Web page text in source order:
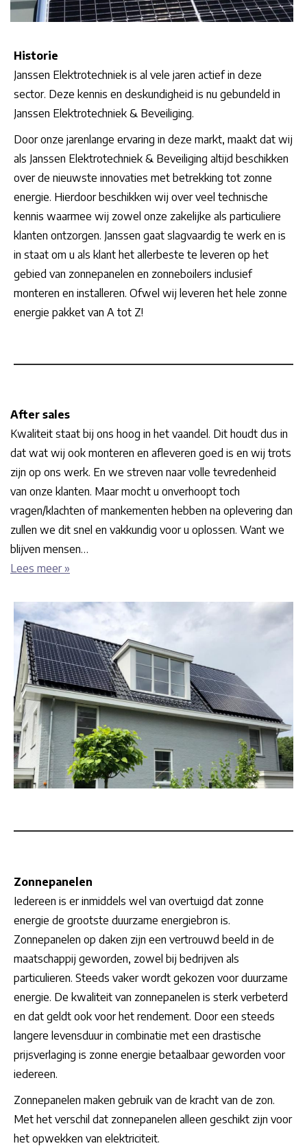
Historie
Janssen Elektrotechniek is al vele jaren actief in deze
sector. Deze kennis en deskundigheid is nu gebundeld in
Janssen Elektrotechniek & Beveiliging.
Door onze jarenlange ervaring in deze markt, maakt dat wij
als Janssen Elektrotechniek & Beveiliging altijd beschikken
over de nieuwste innovaties met betrekking tot zonne
energie. Hierdoor beschikken wij over veel technische
kennis waarmee wij zowel onze zakelijke als particuliere
klanten ontzorgen. Janssen gaat slagvaardig te werk en is
in staat om u als klant het allerbeste te leveren op het
gebied van zonnepanelen en zonneboilers inclusief
monteren en installeren. Ofwel wij leveren het hele zonne
energie pakket van A tot Z!
After sales
Kwaliteit staat bij ons hoog in het vaandel. Dit houdt dus in
dat wat wij ook monteren en afleveren goed is en wij trots
zijn op ons werk. En we streven naar volle tevredenheid
van onze klanten. Maar mocht u onverhoopt toch
vragen/klachten of mankementen hebben na oplevering dan
zullen we dit snel en vakkundig voor u oplossen. Want we
blijven mensen…
Lees meer »
Zonnepanelen
Iedereen is er inmiddels wel van overtuigd dat zonne
energie de grootste duurzame energiebron is.
Zonnepanelen op daken zijn een vertrouwd beeld in de
maatschappij geworden, zowel bij bedrijven als
particulieren. Steeds vaker wordt gekozen voor duurzame
energie. De kwaliteit van zonnepanelen is sterk verbeterd
en dat geldt ook voor het rendement. Door een steeds
langere levensduur in combinatie met een drastische
prijsverlaging is zonne energie betaalbaar geworden voor
iedereen.
Zonnepanelen maken gebruik van de kracht van de zon.
Met het verschil dat zonnepanelen alleen geschikt zijn voor
het opwekken van elektriciteit.